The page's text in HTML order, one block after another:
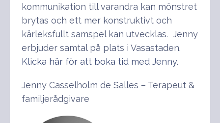
kommunikation till varandra kan mönstret
brytas och ett mer konstruktivt och
kärleksfullt samspel kan utvecklas. Jenny
erbjuder samtal på plats i Vasastaden.
Klicka här för att boka tid med Jenny.
Jenny Casselholm de Salles – Terapeut &
familjerådgivare